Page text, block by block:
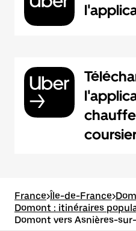
France>Île-de-France>
Domont : itinéraires
Domont vers Asnières-